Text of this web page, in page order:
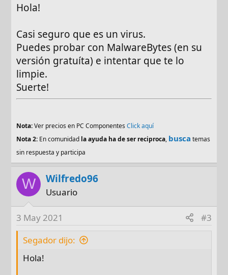
Hola!
Casi seguro que es un virus.
Puedes probar con MalwareBytes (en su
versión gratuíta) e intentar que te lo
limpie.
Suerte!
Nota:Ver precios en PC ComponentesClick aquí
Nota 2: En comunidad la ayuda ha de ser reciproca, busca temas
sin respuesta y participa
W Wilfredo96
Usuario
3 May 2021
#3
Segador dijo:
Hola!